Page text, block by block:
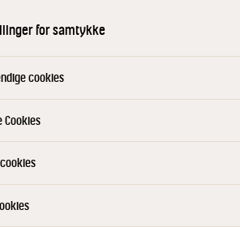
Udblød dadlerne i
Hak dadler og
foodprocessor. Tilsæt
for samtykke
cookies
Cookies